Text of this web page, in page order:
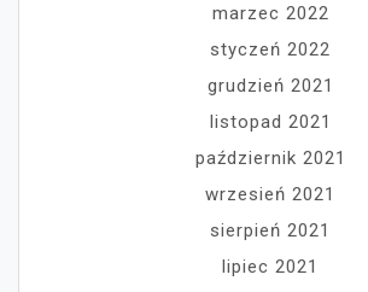
marzec 2022
styczeń 2022
grudzień 2021
listopad 2021
październik 2021
wrzesień 2021
sierpień 2021
lipiec 2021